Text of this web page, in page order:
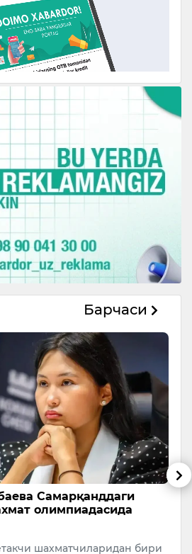
Барчаси
Самарқанддаги
олимпиадасида
шахматчиларидан бири